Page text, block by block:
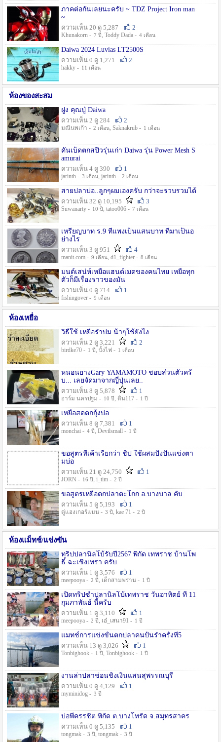
ภาคต่อกันเลยนะครับ ~ TDZ Project Iron man
~
ความเห็น 20 ดู 5,287
2
Khunakorn - 7 ปี , Toddy Dada - 4 เดือน
Daiwa 2024 Luvias LT2500S
ความเห็น 0 ดู 1,271
2
hakky - 11 เดือน
ห้องของสะสม
ฝูง คุณปู่ Daiwa
ความเห็น 2 ดู 284
2
มณีนพเก้า - 2 เดือน, Saknakrub - 1 เดือน
คันเบ็ดตกสปิ๋วรุ่นเก่า Daiwa รุ่น Power Mesh S
amurai
ความเห็น 4 ดู 390
1
jarinth - 3 เดือน, jarinth - 2 เดือน
สายปลาบ่อ..ลูกๆผมเองครับ กว่าจะรวบรวมได้
ความเห็น 32 ดู 10,195
3
Suwanarty - 10 ปี , tatoo006 - 7 เดือน
เหรียญบาท ร.9 ที่แพงเป็นแสนบาท ที่มาเป็นอ
ย่างไร
ความเห็น 3 ดู 951
4
manit.com - 9 เดือน, d1_fighter - 8 เดือน
มนต์เสน่ห์เหยื่อแฮนด์เมดของคนไทย เหยื่อทุก
ตัวก็มีเรื่องราวของมัน
ความเห็น 0 ดู 714
1
fishingover - 9 เดือน
ห้องเหยื่อ
วิธืใช้ เหยื่อรำบ่ม น้าๆใช้ยังไง
ความเห็น 2 ดู 3,221
2
birdke70 - 1 ปี , บั้งไฟ - 1 เดือน
หนอนยางGary YAMAMOTO ชอบส่วนตัวครั
บ... เลยจัดมาจากญี่ปุ่นเลย..
ความเห็น 8 ดู 5,878
1
อาร์ม นครปฐม - 10 ปี , ดิน117 - 1 ปี
เหยื่อสดตกกุ้งบ่อ
ความเห็น 8 ดู 7,381
1
monchai - 4 ปี , Devilsmall - 1 ปี
ขอสูตรที่เค้าเรียกว่า ชิป ใช้ผสมปังปั่นแข่งตา
มบ่อ
ความเห็น 21 ดู 24,750
1
JORN - 16 ปี , i_tim - 2 ปี
ขอสูตรเหยื่อตกปลาตะโกก อ.บางบาล คับ
ความเห็น 5 ดู 5,193
1
ตู่แฮงเกอร์แมน - 3 ปี , kae 71 - 2 ปี
ห้องแม็ทช์/แข่งขัน
ทริปปลานิลโบ้รับปี2567 พิกัด เทพราช บ้านโพ
ธิ์ ฉะเชิงเทรา ครับ
ความเห็น 1 ดู 3,576
1
meepooya - 2 ปี , เด็กสามพราน - 1 ปี
เปิดทริปซ้ำปลานิลโบ้เทพราช วันอาทิตย์ ที่ 11
กุมภาพันธ์ นี้ครับ
ความเห็น 1 ดู 3,110
1
meepooya - 2 ปี , เอ๋_เสนา91 - 1 ปี
แมทช์การแข่งขั้นตกปลาคนปั้นรำครั้งที่5
ความเห็น 13 ดู 3,026
1
Tonbighook - 1 ปี , Tonbighook - 1 ปี
งานล่าปลาช่อนชิงเงินแสนสุพรรณบุรี
ความเห็น 0 ดู 4,129
1
myminidog - 3 ปี
บ่อพี่ครรชิต พิกัด ต.บางโทรัด จ.สมุทรสาคร
ความเห็น 0 ดู 5,135
1
tongmak - 3 ปี , tongmak - 3 ปี